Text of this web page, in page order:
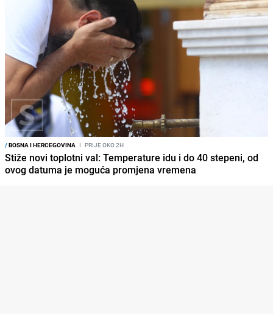
/BOSNA I HERCEGOVINA I PRIJE OKO 2H
Stiže novi toplotni val: Temperature idu i do 40 stepeni, od
ovog datuma je moguća promjena vremena